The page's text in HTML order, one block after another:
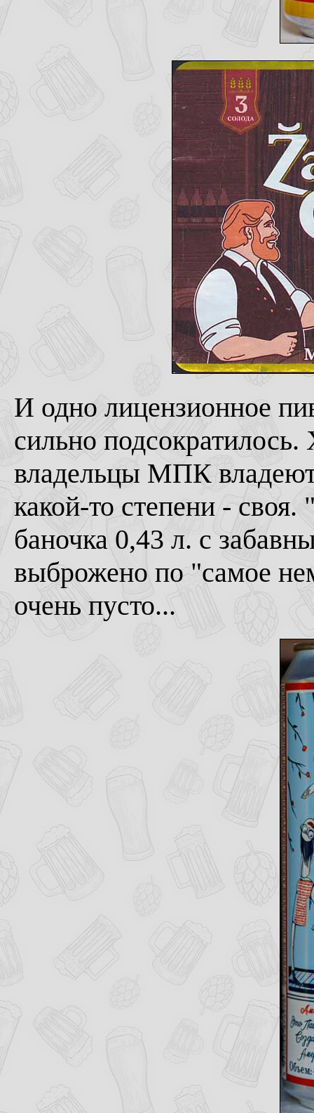
И одно лицензионное
сильно
владельцы МПК владеют
какой-то степени -
баночка 0,43 л. с
выброжено по "самое
очень пусто...